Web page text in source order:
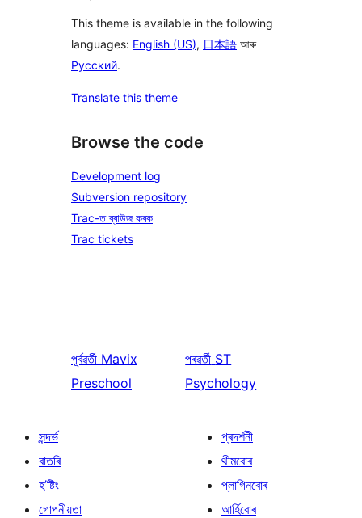
This theme is available in the following
languages: English (US), 日本語 আৰু
Русский.
Translate this theme
Browse the code
Development log
Subversion repository
Trac-ত ব্ৰাউজ কৰক
Trac tickets
পূৰ্বৱৰ্তী Mavix
Preschool
পৰৱৰ্তী ST
Psychology
সন্দৰ্ভ
বাতৰি
হ’ষ্টিং
গোপনীয়তা
প্ৰদৰ্শনী
থীমবোৰ
প্লাগিনবোৰ
আৰ্হিবোৰ